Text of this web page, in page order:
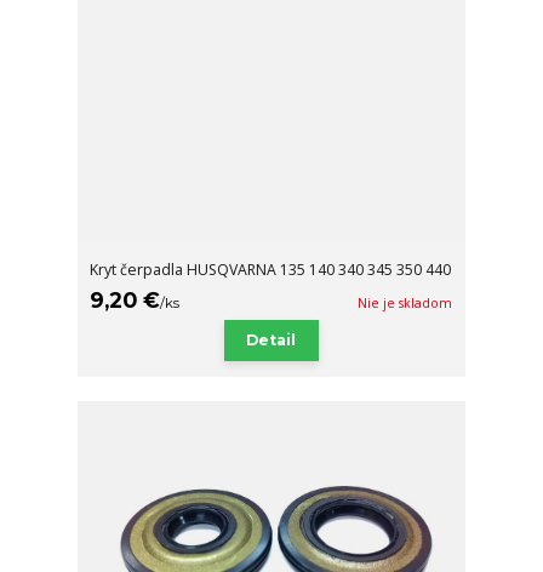
Kryt čerpadla HUSQVARNA 135 140 340 345 350 440
9,20 €/ks Nie je skladom
Detail